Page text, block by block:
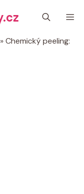
»Chemický peeling: